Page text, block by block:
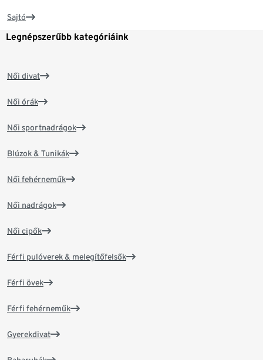
Sajtó
Legnépszerűbb kategóriáink
Női divat
Női órák
Női sportnadrágok
Blúzok & Tunikák
Női fehérneműk
Női nadrágok
Női cipők
Férfi pulóverek & melegítőfelsők
Férfi övek
Férfi fehérneműk
Gyerekdivat